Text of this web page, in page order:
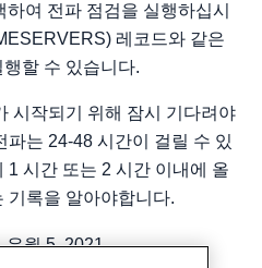
여 전파 점검을 실행하십시
레코드와 같은
할 수 있습니다.
시작되기 위해 잠시 기다려야
파는 24-48 시간이 걸릴 수 있
1 시간 또는 2 시간 이내에 올
기록을 알아야합니다.
유월 5, 2021